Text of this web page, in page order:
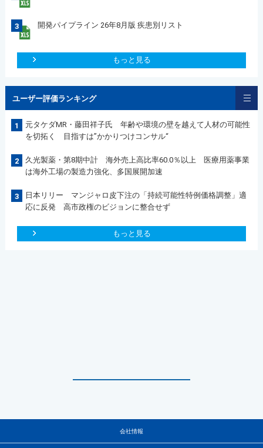
3 開発パイプライン 26年8月版 疾患別リスト
もっと見る
ユーザー評価ランキング
1
元タケダMR・藤田祥子氏 年齢や環境の壁を越えて人材の可能性
を切拓く 目指すは”かかりつけコンサル“
2
久光製薬・第8期中計 海外売上高比率60.0％以上 医療用薬事業
は海外工場の製造力強化、多国展開加速
3
日本リリー マンジャロ皮下注の「持続可能性特例価格調整」適
応に反発 高市政権のビジョンに整合せず
もっと見る
会社情報